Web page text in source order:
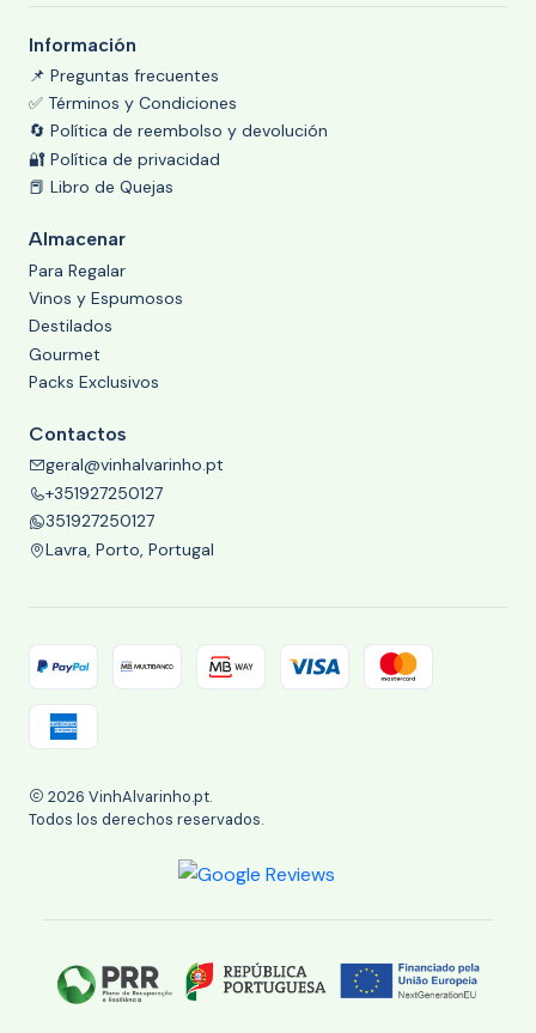
Información
📌 Preguntas frecuentes
✅ Términos y Condiciones
🔄 Política de reembolso y devolución
🔐 Política de privacidad
📕 Libro de Quejas
Almacenar
Para Regalar
Vinos y Espumosos
Destilados
Gourmet
Packs Exclusivos
Contactos
geral@vinhalvarinho.pt
+351927250127
351927250127
Lavra, Porto, Portugal
2026 VinhAlvarinho.pt.
Todos los derechos reservados.